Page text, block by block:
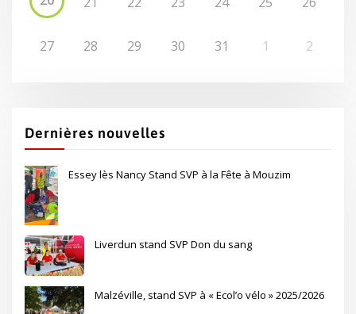
27 28 29 30 31 1 2
Dernières nouvelles
Essey lès Nancy Stand SVP à la Fête à Mouzim
Liverdun stand SVP Don du sang
Malzéville, stand SVP à « Ecol’o vélo » 2025/2026